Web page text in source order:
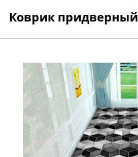
Коврик придверный